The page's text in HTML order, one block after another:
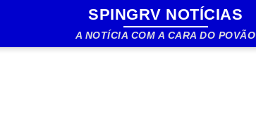
Pular para o conteúdo principal
SPINGRV NOTÍCIAS
A NOTÍCIA COM A CARA DO POVÃO